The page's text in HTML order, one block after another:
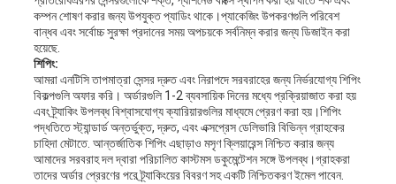
কম্পন শোষণ করার জন্য উপযুক্ত প্যাডিং থাকে।প্যাকেজিং উপকরণগুলি পরিবেশ
বান্ধব এবং সর্বোচ্চ সুরক্ষা প্রদানের সময় অপচয়কে সর্বনিম্ন করার জন্য ডিজাইন করা
হয়েছে.
শিপিং:
আমরা এনটিসি তাপমাত্রা সেন্সর দ্রুত এবং নিরাপদে সরবরাহের জন্য নির্ভরযোগ্য শিপিং
বিকল্পগুলি অফার করি। অর্ডারগুলি 1-2 ব্যবসায়িক দিনের মধ্যে প্রক্রিয়াজাত করা হয়
এবং ট্র্যাকিং উপলব্ধ বিশ্বাসযোগ্য ক্যারিয়ারগুলির মাধ্যমে প্রেরণ করা হয়।শিপিং
পদ্ধতিতে স্ট্যান্ডার্ড অন্তর্ভুক্ত, দ্রুত, এবং এক্সপ্রেস ডেলিভারি বিভিন্ন গ্রাহকের
চাহিদা মেটাতে. আন্তর্জাতিক শিপিং এছাড়াও মসৃণ ক্লিয়ারেন্স নিশ্চিত করার জন্য
আমাদের সরবরাহ দল দ্বারা পরিচালিত কাস্টমস ডকুমেন্টেশন সঙ্গে উপলব্ধ।গ্রাহকরা
তাদের অর্ডার প্রেরণের পরে ট্র্যাকিংয়ের বিবরণ সহ একটি নিশ্চিতকরণ ইমেল পাবেন.